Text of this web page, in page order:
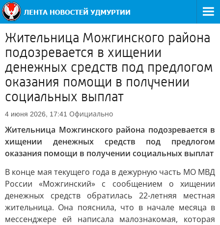
Жительница Можгинского района
подозревается в хищении
денежных средств под предлогом
оказания помощи в получении
социальных выплат
4 июня 2026, 17:41 Официально
Жительница Можгинского района подозревается в
хищении денежных средств под предлогом
оказания помощи в получении социальных выплат
В конце мая текущего года в дежурную часть МО МВД
России «Можгинский» с сообщением о хищении
денежных средств обратилась 22-летняя местная
жительница. Она пояснила, что в начале месяца в
мессенджере ей написала малознакомая, которая